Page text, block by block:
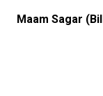
Maam Sagar